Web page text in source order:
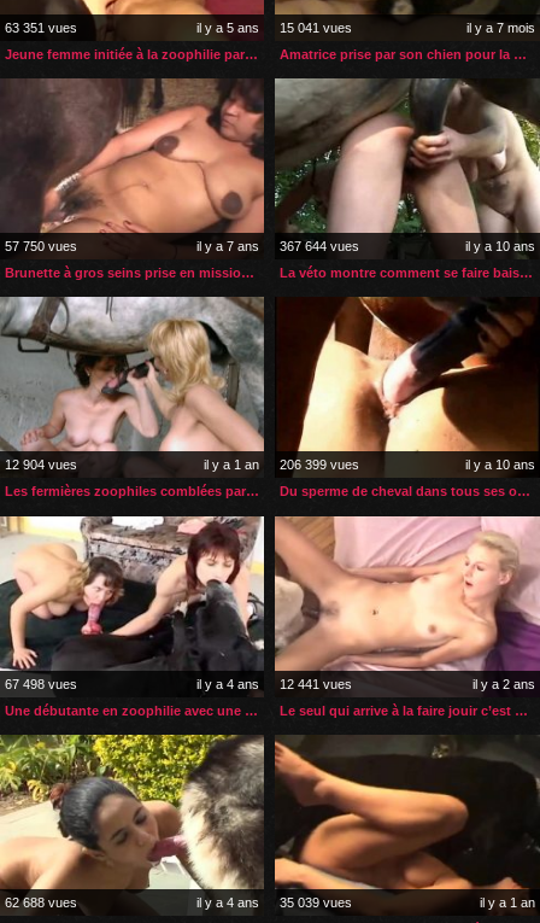
63 351 vues
il y a 5 ans
Jeune femme initiée à la zoophilie par sa belle-mère
15 041 vues
il y a 7 mois
Amatrice prise par son chien pour la première fois
57 750 vues
il y a 7 ans
Brunette à gros seins prise en missionnaire par son âne
367 644 vues
il y a 10 ans
La véto montre comment se faire baiser par un cheval
12 904 vues
il y a 1 an
Les fermières zoophiles comblées par les animaux de la ferme
206 399 vues
il y a 10 ans
Du sperme de cheval dans tous ses orifices
67 498 vues
il y a 4 ans
Une débutante en zoophilie avec une amatrice et un chien
12 441 vues
il y a 2 ans
Le seul qui arrive à la faire jouir c’est son chien
62 688 vues
il y a 4 ans
35 039 vues
il y a 1 an